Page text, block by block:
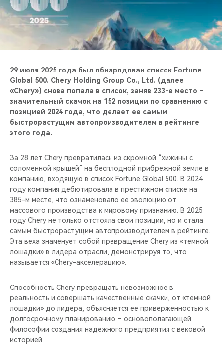
CHERY И СПОРТ
НАШИ МЕРОПРИЯТИЯ
ВИДЕООБЗОРЫ
CHERY ДЛЯ ДЕТЕЙ
29 июля 2025 года был обнародован список Fortune
Global 500. Chery Holding Group Co., Ltd. (далее
«Chery») снова попала в список, заняв 233-е место –
значительный скачок на 152 позиции по сравнению с
позицией 2024 года, что делает ее самым
быстрорастущим автопроизводителем в рейтинге
этого года.
За 28 лет Chery превратилась из скромной “хижины с
соломенной крышей” на бесплодной прибрежной земле в
компанию, входящую в список Fortune Global 500. В 2024
году компания дебютировала в престижном списке на
385-м месте, что ознаменовало ее эволюцию от
массового производства к мировому признанию. В 2025
году Chery не только отстояла свои позиции, но и стала
самым быстрорастущим автопроизводителем в рейтинге.
Эта веха знаменует собой превращение Chery из «темной
лошадки» в лидера отрасли, демонстрируя то, что
называется «Chery-акселерацию».
Способность Chery превращать невозможное в
реальность и совершать качественные скачки, от «темной
лошадки» до лидера, объясняется ее приверженностью к
долгосрочному планированию – основополагающей
философии создания надежного предприятия с вековой
историей.